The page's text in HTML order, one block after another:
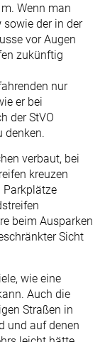
Wenn man
sowie der in der
vor Augen
zukünftig
nur
er bei
der StVO
denken.
verbaut, bei
kreuzen
Parkplätze
beim Ausparken
Sicht
wie eine
Auch die
Straßen in
und auf denen